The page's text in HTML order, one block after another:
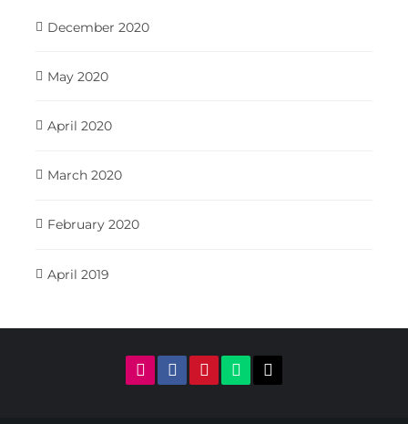
December 2020
May 2020
April 2020
March 2020
February 2020
April 2019